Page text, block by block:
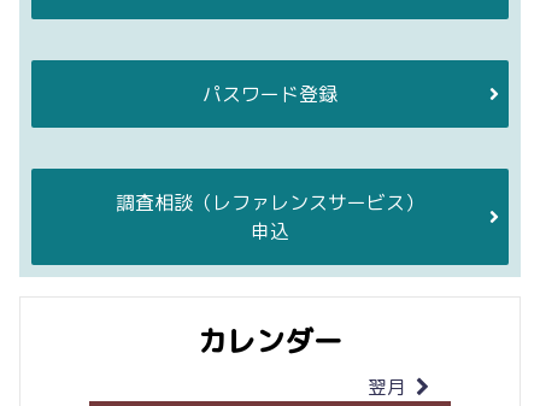
パスワード登録
調査相談 （レファレンスサービス）
申込
カレンダー
翌月